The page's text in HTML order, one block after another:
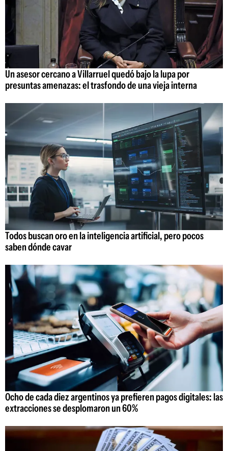
Un asesor cercano a Villarruel quedó bajo la lupa por
presuntas amenazas: el trasfondo de una vieja interna
Todos buscan oro en la inteligencia artificial, pero pocos
saben dónde cavar
Ocho de cada diez argentinos ya prefieren pagos digitales: las
extracciones se desplomaron un 60%